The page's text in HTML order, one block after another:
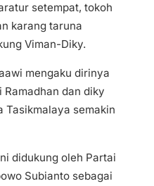
setempat, tokoh
karang taruna
Viman-Diky.
mengaku dirinya
dan diky
Tasikmalaya semakin
didukung oleh Partai
Subianto sebagai